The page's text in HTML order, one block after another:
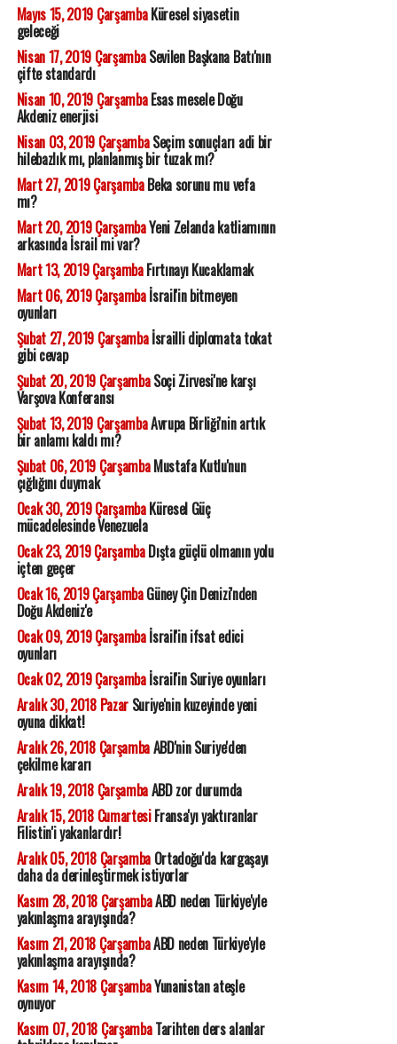
Mayıs 15, 2019 ÇarşambaKüresel siyasetin
geleceği
Nisan 17, 2019 ÇarşambaSevilen Başkana Batı'nın
çifte standardı
Nisan 10, 2019 ÇarşambaEsas mesele Doğu
Akdeniz enerjisi
Nisan 03, 2019 ÇarşambaSeçim sonuçları adi bir
hilebazlık mı, planlanmış bir tuzak mı?
Mart 27, 2019 ÇarşambaBeka sorunu mu vefa
mı?
Mart 20, 2019 ÇarşambaYeni Zelanda katliamının
arkasında İsrail mi var?
Mart 13, 2019 ÇarşambaFırtınayı Kucaklamak
Mart 06, 2019 Çarşambaİsrail'in bitmeyen
oyunları
Şubat 27, 2019 Çarşambaİsrailli diplomata tokat
gibi cevap
Şubat 20, 2019 ÇarşambaSoçi Zirvesi'ne karşı
Varşova Konferansı
Şubat 13, 2019 ÇarşambaAvrupa Birliği'nin artık
bir anlamı kaldı mı?
Şubat 06, 2019 ÇarşambaMustafa Kutlu'nun
çığlığını duymak
Ocak 30, 2019 ÇarşambaKüresel Güç
mücadelesinde Venezuela
Ocak 23, 2019 ÇarşambaDışta güçlü olmanın yolu
içten geçer
Ocak 16, 2019 ÇarşambaGüney Çin Denizi'nden
Doğu Akdeniz'e
Ocak 09, 2019 Çarşambaİsrail'in ifsat edici
oyunları
Ocak 02, 2019 Çarşambaİsrail'in Suriye oyunları
Aralık 30, 2018 PazarSuriye'nin kuzeyinde yeni
oyuna dikkat!
Aralık 26, 2018 ÇarşambaABD'nin Suriye'den
çekilme kararı
Aralık 19, 2018 ÇarşambaABD zor durumda
Aralık 15, 2018 CumartesiFransa'yı yaktıranlar
Filistin'i yakanlardır!
Aralık 05, 2018 ÇarşambaOrtadoğu'da kargaşayı
daha da derinleştirmek istiyorlar
Kasım 28, 2018 ÇarşambaABD neden Türkiye'yle
yakınlaşma arayışında?
Kasım 21, 2018 ÇarşambaABD neden Türkiye'yle
yakınlaşma arayışında?
Kasım 14, 2018 ÇarşambaYunanistan ateşle
oynuyor
Kasım 07, 2018 ÇarşambaTarihten ders alanlar